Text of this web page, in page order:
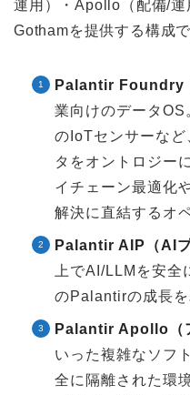
運用）・Apollo（配備/
Gothamを提供する構成で
Palantir Foundry
業向けのデータ
のIoTセンサーな
タをオントロジー
イチェーン最適化
解決に直結するオ
Palantir AIP（AIプ
上でAI/LLMを安
のPalantirの成長を
Palantir Apollo（
いった複雑なソフ
全に隔離された環